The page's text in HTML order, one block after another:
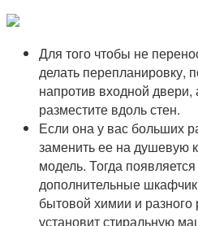
Для того чтобы не
делать перепланировку,
напротив входной двери,
разместите вдоль стен.
Если она у вас больших
заменить ее на душевую
модель. Тогда
дополнительные
бытовой химии и разного
установит стиральную